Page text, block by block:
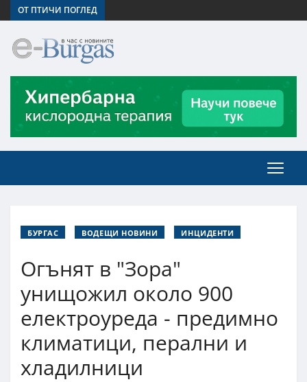
ОТ ПТИЧИ ПОГЛЕД
БУРГАС ВОДЕЩИ НОВИНИ ИНЦИДЕНТИ
Огънят в "Зора"
унищожил около 900
електроуреда - предимно
климатици, перални и
хладилници